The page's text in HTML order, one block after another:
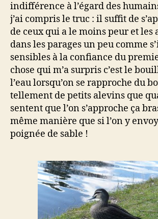
indifférence à l’égard des
j’ai compris le truc : il suffit de
de ceux qui a le moins peur et les
dans les parages un peu comme
sensibles à la confiance du
chose qui m’a surpris c’est le
l’eau lorsqu’on se rapproche du
tellement de petits alevins que
sentent que l’on s’approche ça
même manière que si l’on y
poignée de sable !